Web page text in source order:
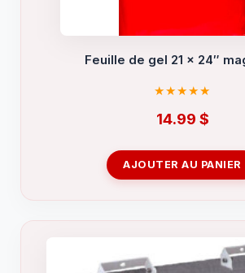
Feuille de gel 21 x 24″
14.99 $
AJOUTER AU PANIER